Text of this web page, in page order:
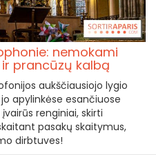
nemokami
prancūzų kalbą
aukščiausiojo lygio
apylinkėse esančiuose
renginiai, skirti
pasakų skaitymus,
dirbtuves!